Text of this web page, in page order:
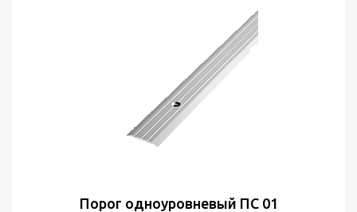
Порог одноуровневый ПС 01